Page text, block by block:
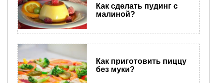
Как сделать пудинг с
малиной?
Как приготовить пиццу
без муки?